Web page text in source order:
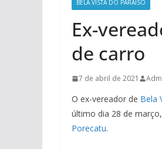
BELA VISTA DO PARAÍSO
Ex-
de carro
7 de abril de 2021
O ex-vereador de Bela
último dia 28 de
Porecatu.